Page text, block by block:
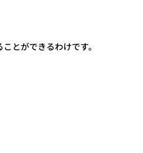
とができるわけです。